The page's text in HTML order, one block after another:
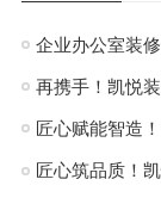
再携手！凯悦
匠心赋能智造
匠心筑品质！